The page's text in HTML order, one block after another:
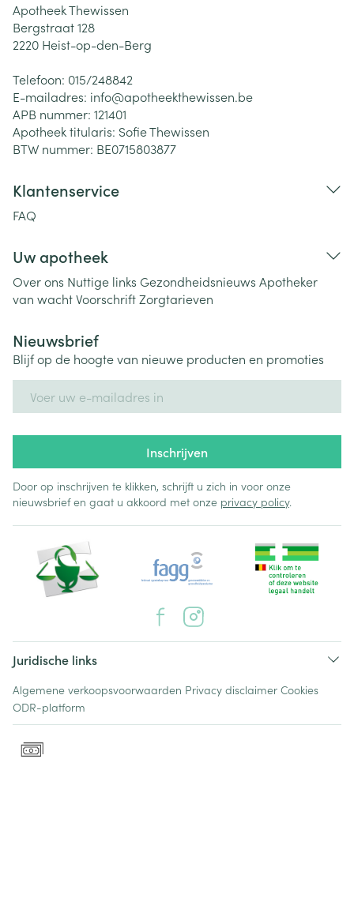
Apotheek Thewissen
Bergstraat 128
2220 Heist-op-den-Berg
Telefoon: 015/248842
E-mailadres: info@apotheekthewissen.be
APB nummer: 121401
Apotheek titularis: Sofie Thewissen
BTW nummer: BE0715803877
Klantenservice
FAQ
Uw apotheek
Over ons Nuttige links Gezondheidsnieuws Apotheker
van wachtVoorschriftZorgtarieven
Nieuwsbrief
Blijf op de hoogte van nieuwe producten en promoties
Inschrijven
Door op inschrijven te klikken, schrijft u zich in voor onze
nieuwsbrief en gaat u akkoord met onze privacy policy.
Juridische links
Algemene verkoopsvoorwaarden Privacy disclaimer Cookies
ODR-platform